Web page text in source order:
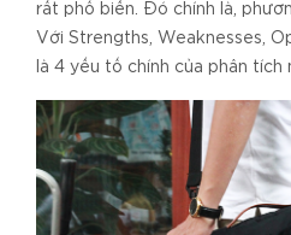
rất phổ biến. Đó chính là,
Với Strengths, Weaknesses,
là 4 yếu tố chính của phân tích